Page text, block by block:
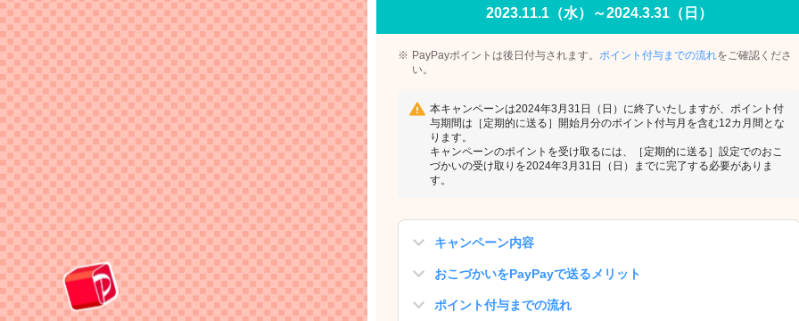
2023.11.1（水）～2024.3.31（日）
PayPayポイントは後日付与されます。 ポイント付与までの流れをご確認くださ
い。
本キャンペーンは2024年3月31日（日）に終了いたしますが、ポイント付
与期間は［定期的に送る］開始月分のポイント付与月を含む12カ月間とな
ります。
キャンペーンのポイントを受け取るには、［定期的に送る］設定でのおこ
づかいの受け取りを2024年3月31日（日）までに完了する必要がありま
す。
キャンペーン内容
おこづかいをPayPayで送るメリット
ポイント付与までの流れ